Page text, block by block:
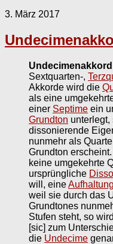
3. März 2017
Undecimenakkord
Sextquarten-,
Akkorde wird die
als eine
einer Septime ein
Grundton
dissonierende
nunmehr als
Grundton
keine umgekehrte
ursprüngliche
will, eineAufhaltung
weil sie durch das
Grundtones
Stufen steht, so
[sic] zum
die Undecime